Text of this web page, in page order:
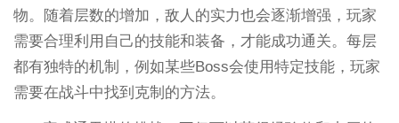
物。随着层数的增加，敌人的实力也会逐渐增强，玩家
需要合理利用自己的技能和装备，才能成功通关。每层
都有独特的机制，例如某些Boss会使用特定技能，玩家
需要在战斗中找到克制的方法。